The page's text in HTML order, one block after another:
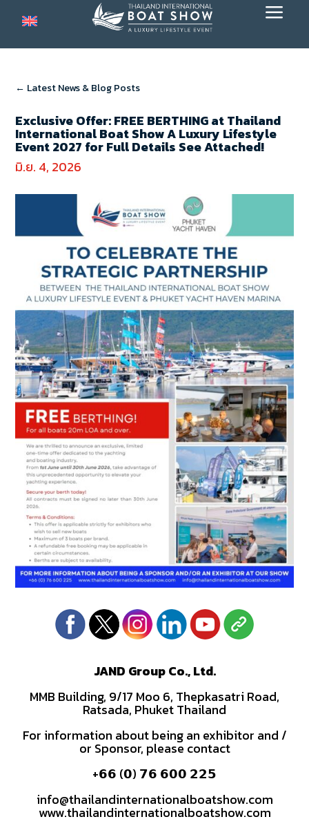
a
← Latest News & Blog Posts
Exclusive Offer: FREE BERTHING at Thailand
International Boat Show A Luxury Lifestyle
Event 2027 for Full Details See Attached!
มิ.ย. 4, 2026
JAND Group Co., Ltd.
MMB Building, 9/17 Moo 6, Thepkasatri Road,
Ratsada, Phuket Thailand
For information about being an exhibitor and /
or Sponsor, please contact
+𝟲𝟲 (𝟬) 𝟳𝟲 𝟲𝟬𝟬 𝟮𝟮𝟱
info@thailandinternationalboatshow.com
www.thailandinternationalboatshow.com